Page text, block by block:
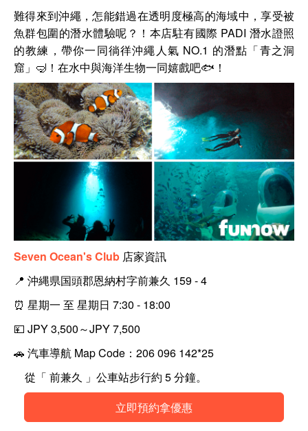
難得來到沖繩，怎能錯過在透明度極高的海域中，享受被
魚群包圍的潛水體驗呢？！本店駐有國際 PADI 潛水證照
的教練，帶你一同徜徉沖繩人氣 NO.1 的潛點「青之洞
窟」🤿！ 在水中與海洋生物一同嬉戲吧🐟！
Seven Ocean's Club 店家資訊
📍 沖縄県国頭郡恩納村字前兼久 159 - 4
⏰ 星期一 至 星期日 7:30 - 18:00
💴 JPY 3,500～JPY 7,500
🚗 汽車導航 Map Code：206 096 142*25
從「 前兼久 」公車站步行約 5 分鐘。
立即預約拿優惠